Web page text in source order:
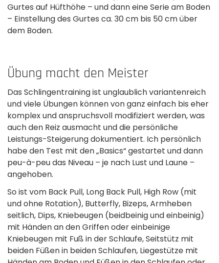
Gurtes auf Hüfthöhe – und dann eine Serie am Boden
– Einstellung des Gurtes ca. 30 cm bis 50 cm über
dem Boden.
Übung macht den Meister
Das Schlingentraining ist unglaublich variantenreich
und viele Übungen können von ganz einfach bis eher
komplex und anspruchsvoll modifiziert werden, was
auch den Reiz ausmacht und die persönliche
Leistungs-­Steigerung dokumentiert. Ich persönlich
habe den Test mit den „Basics“ gestartet und dann
peu-à-­peu das Niveau – je nach Lust und Laune –
angehoben.­
So ist vom Back Pull, Long Back Pull, High Row (mit
und ohne Rotation), Butterfly, Bizeps, Armheben
seitlich, Dips, Kniebeugen (beidbeinig und einbeinig)
mit Händen an den Griffen oder einbeinige
Kniebeugen mit Fuß in der Schlaufe, Seitstütz mit
beiden Füßen in beiden­ Schlaufen, Liegestütze mit